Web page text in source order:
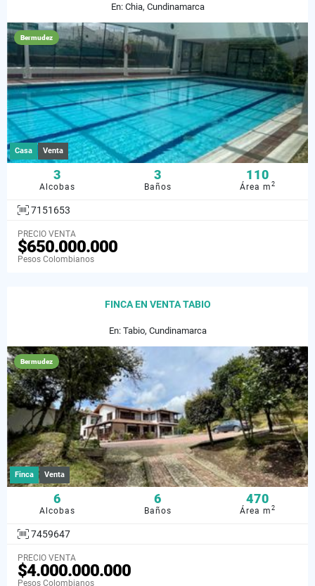
En: Chia, Cundinamarca
Bermudez
Casa Venta
3
Alcobas
3
Baños
110
Área m2
7151653
PRECIO VENTA
$650.000.000
Pesos Colombianos
FINCA EN VENTA TABIO
En: Tabio, Cundinamarca
Bermudez
Finca Venta
6
Alcobas
6
Baños
470
Área m2
7459647
PRECIO VENTA
$4.000.000.000
Pesos Colombianos